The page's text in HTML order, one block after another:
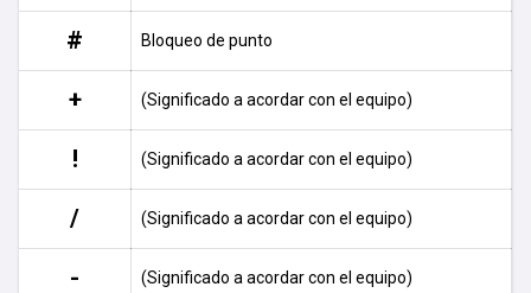
# Bloqueo de punto
+ (Significado a acordar con el equipo)
! (Significado a acordar con el equipo)
/ (Significado a acordar con el equipo)
- (Significado a acordar con el equipo)